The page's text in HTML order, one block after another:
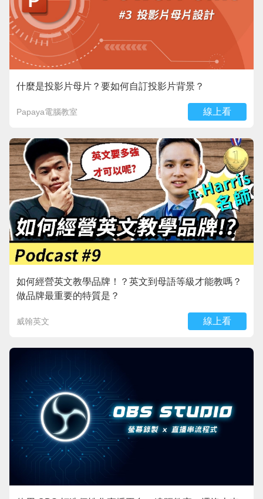
什麼是投影片母片？要如何自訂投影片背景？
Papaya電腦教室 線上看
如何經營英文教學品牌！？英文到母語等級才能教嗎？
做品牌最重要的特質是？
威翰英文 線上看